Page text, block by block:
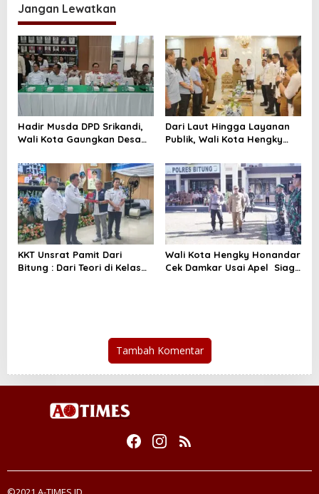
Jangan Lewatkan
Hadir Musda DPD Srikandi,
Wali Kota Gaungkan Desa
Transparan
Dari Laut Hingga Layanan
Publik, Wali Kota Hengky
Strategis
KKT Unsrat Pamit Dari
Bitung : Dari Teori di Kelas
Wali Kota Hengky Honandar
Cek Damkar Usai Apel Siaga
Tambah Komentar